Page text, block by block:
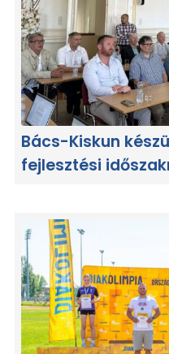
Bács-Kiskun
fejlesztési